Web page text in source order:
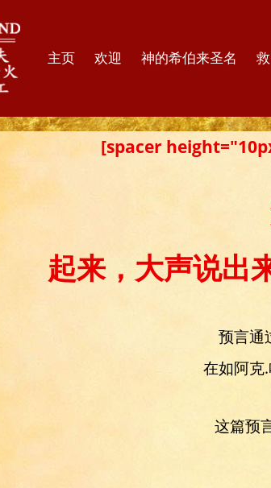
主页 欢迎 神的希伯来圣名
[spacer
起来，大声说出
预言通
在如阿克
这篇预